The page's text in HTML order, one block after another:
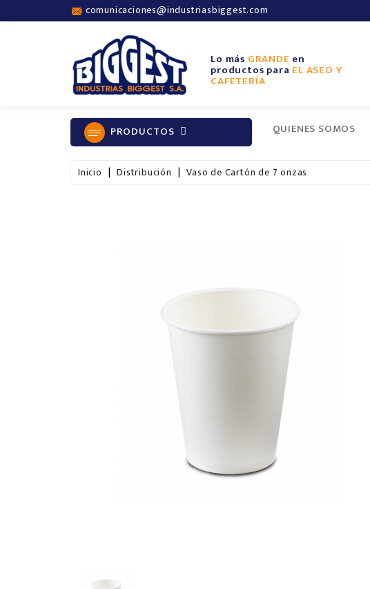
comunicaciones@industriasbiggest.com
Lo más GRANDE en
productos para EL ASEO Y
CAFETERÍA
PRODUCTOS QUIENES SOMOS
Inicio Distribución Vaso de Cartón de 7 onzas